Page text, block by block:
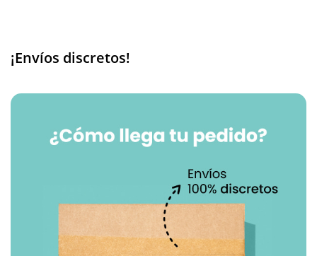
¡Envíos discretos!